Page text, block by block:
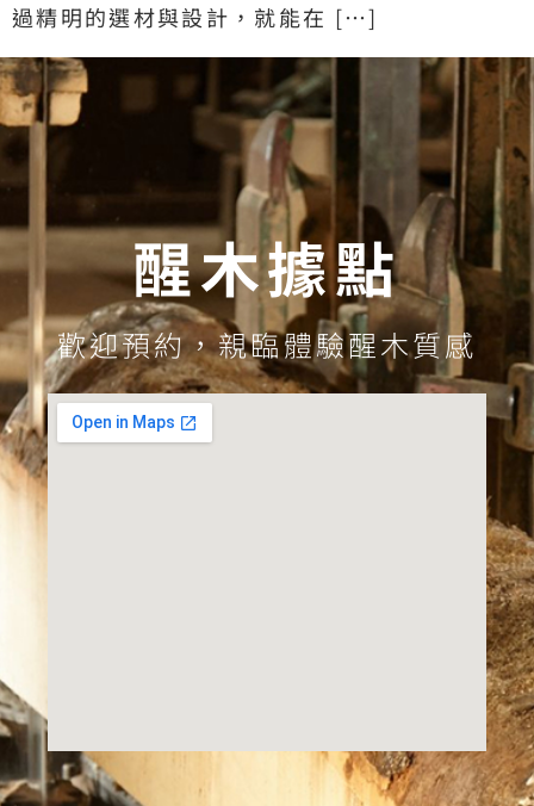
過精明的選材與設計，就能在 […]
醒木據點
歡迎預約，親臨體驗醒木質感